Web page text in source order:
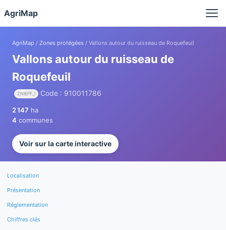
AgriMap
AgriMap / Zones protégées / Vallons autour du ruisseau de Roquefeuil
Vallons autour du ruisseau de
Roquefeuil
ZNIEFF_I Code : 910011786
2 147 ha
4 communes
Voir sur la carte interactive
Localisation
Présentation
Réglementation
Chiffres clés